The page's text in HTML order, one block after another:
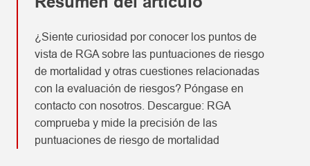
¿Siente curiosidad por conocer los puntos de
vista de RGA sobre las puntuaciones de riesgo
de mortalidad y otras cuestiones relacionadas
con la evaluación de riesgos? Póngase en
contacto con nosotros. Descargue: RGA
comprueba y mide la precisión de las
puntuaciones de riesgo de mortalidad